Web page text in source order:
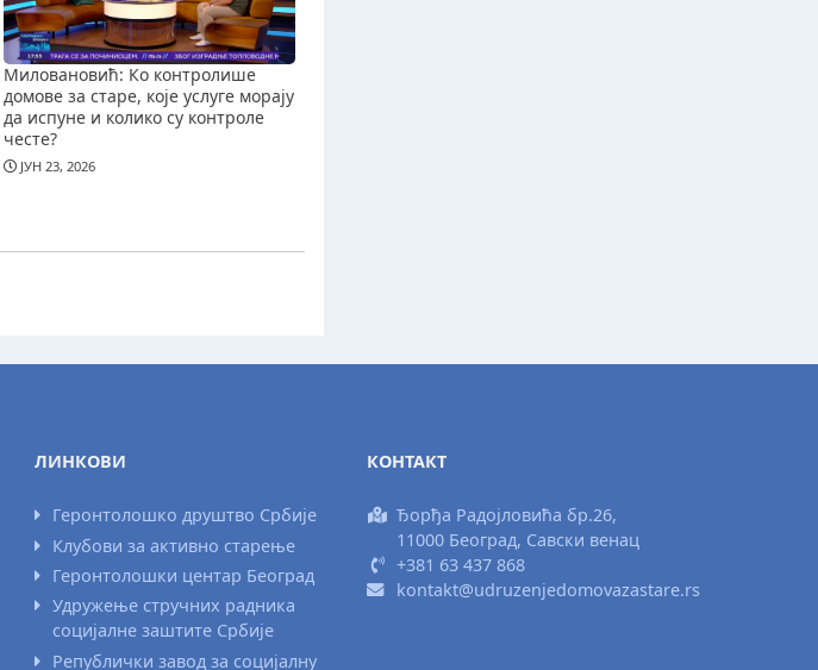
Миловановић: Ко контролише
домове за старе, које услуге морају
да испуне и колико су контроле
честе?
ЈУН 23, 2026
ЛИНКОВИ
Геронтолошко друштво Србије
Клубови за активно старење
Геронтолошки центар Београд
Удружење стручних радника
социјалне заштите Србије
Републички завод за социјалну
КОНТАКТ
Ђорђа Радојловића бр.26,
11000 Београд, Савски венац
+381 63 437 868
kontakt@udruzenjedomovazastare.rs